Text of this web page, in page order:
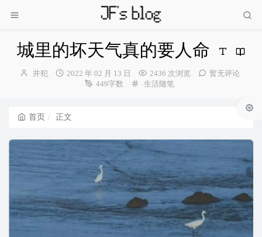
城里的坏天气真的要人命
博
井犯
发
2022 年 02 月 13 日 2436 次浏览
暂无评论
449字数
分
生活随笔
首页 正文